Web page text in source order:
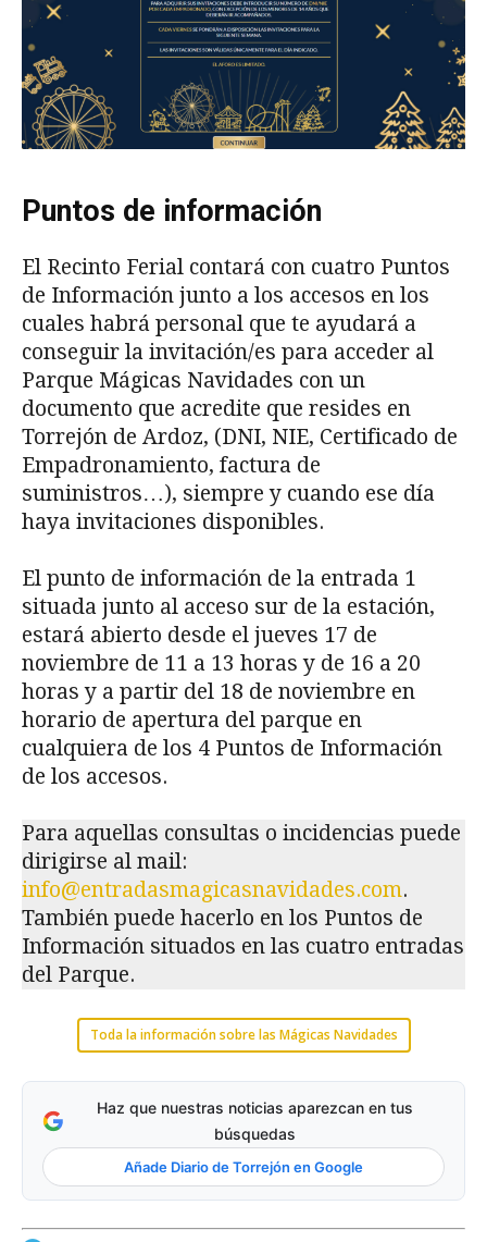
Puntos de información
El Recinto Ferial contará con cuatro Puntos
de Información junto a los accesos en los
cuales habrá personal que te ayudará a
conseguir la invitación/es para acceder al
Parque Mágicas Navidades con un
documento que acredite que resides en
Torrejón de Ardoz, (DNI, NIE, Certificado de
Empadronamiento, factura de
suministros…), siempre y cuando ese día
haya invitaciones disponibles.
El punto de información de la entrada 1
situada junto al acceso sur de la estación,
estará abierto desde el jueves 17 de
noviembre de 11 a 13 horas y de 16 a 20
horas y a partir del 18 de noviembre en
horario de apertura del parque en
cualquiera de los 4 Puntos de Información
de los accesos.
Para aquellas consultas o incidencias puede
dirigirse al mail:
info@entradasmagicasnavidades.com.
También puede hacerlo en los Puntos de
Información situados en las cuatro entradas
del Parque.
Toda la información sobre las Mágicas Navidades
Haz que nuestras noticias aparezcan en tus
búsquedas
Añade Diario de Torrejón en Google